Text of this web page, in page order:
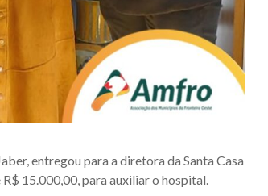
entregou para a diretora da Santa Casa
15.000,00, para auxiliar o hospital.